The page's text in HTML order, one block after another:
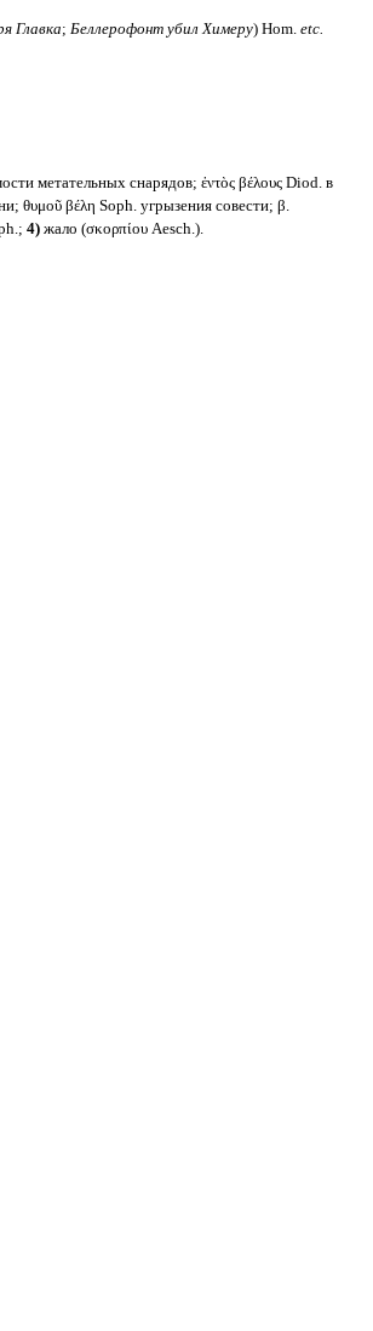
Главка; Беллерофонт убил Химеру) Hom. etc.
метательных снарядов; ἐντὸς βέλους Diod. в
θυμοῦ βέλη Soph. угрызения совести; β.
4)жало (σκορπίου Aesch.).